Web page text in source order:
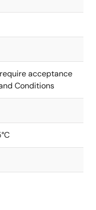
acceptance
Conditions